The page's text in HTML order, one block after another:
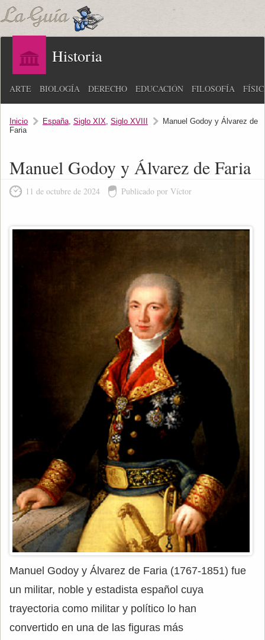
Historia
ARTE BIOLOGÍA DERECHO EDUCACIÓN FILOSOFÍA
Inicio España, Siglo XIX, Siglo XVIII
Manuel Godoy y Álvarez de
Faria
Manuel Godoy y Álvarez de Faria
11 de octubre de 2024 Publicado por Víctor
Manuel Godoy y Álvarez de Faria (1767-1851) fue
un militar, noble y estadista español cuya
trayectoria como militar y político lo han
convertido en una de las figuras más